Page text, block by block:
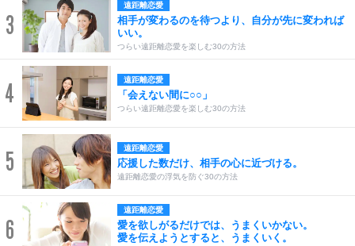
3
遠距離恋愛
相手が変わるのを待つより、自分が先に変われば
いい。
つらい遠距離恋愛を楽しむ30の方法
4 遠距離恋愛
「会えない間に○○」
つらい遠距離恋愛を楽しむ30の方法
5 遠距離恋愛
応援した数だけ、相手の心に近づける。
遠距離恋愛の浮気を防ぐ30の方法
6
遠距離恋愛
愛を欲しがるだけでは、うまくいかない。
愛を伝えようとすると、うまくいく。